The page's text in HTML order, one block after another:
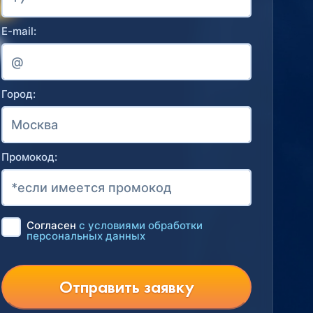
E-mail:
Город:
Промокод:
Согласен с условиями обработки
персональных данных
Отправить заявку